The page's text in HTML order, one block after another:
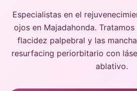
Especialistas en el
ojos en Majadahonda.
flacidez palpebral y las
resurfacing periorbitario con
ablativo.